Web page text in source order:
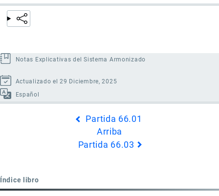
Notas Explicativas del Sistema Armonizado
Actualizado el 29 Diciembre, 2025
Español
Partida 66.01
Arriba
Partida 66.03
Índice libro